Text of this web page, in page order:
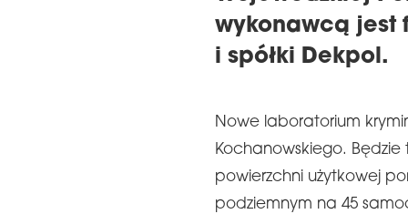
wykonawcą jest
i spółki Dekpol.
Nowe laboratorium
Kochanowskiego.
powierzchni użytkowej
podziemnym na 45